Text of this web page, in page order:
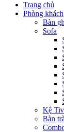
Trang chủ
Phòng khách
Bàn
Sofa
Kệ
Bàn trà